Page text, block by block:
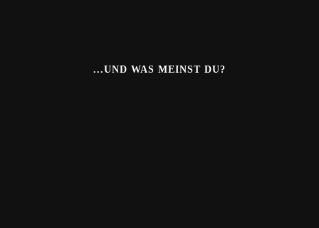
...UND WAS MEINST DU?